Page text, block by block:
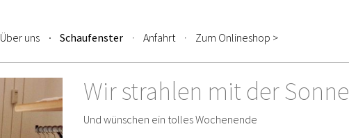
Über uns Schaufenster Anfahrt Zum Onlineshop >
Wir strahlen mit der Sonne
Und wünschen ein tolles Wochenende